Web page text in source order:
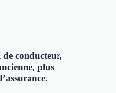
conducteur,
plus
.